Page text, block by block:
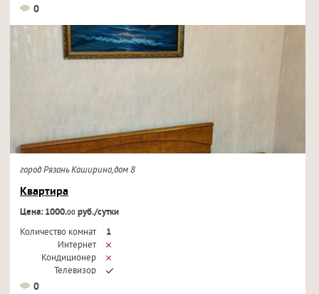
0
город Рязань Каширина,дом 8
Квартира
Цена: 1000.00руб./сутки
Количество комнат
1
Интернет
Кондиционер
Телевизор
0